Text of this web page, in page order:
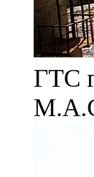
ГТС